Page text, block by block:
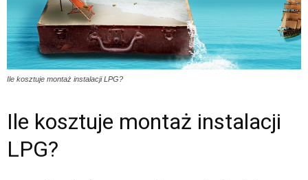
Ile kosztuje montaż instalacji LPG?
Ile kosztuje montaż instalacji
LPG?